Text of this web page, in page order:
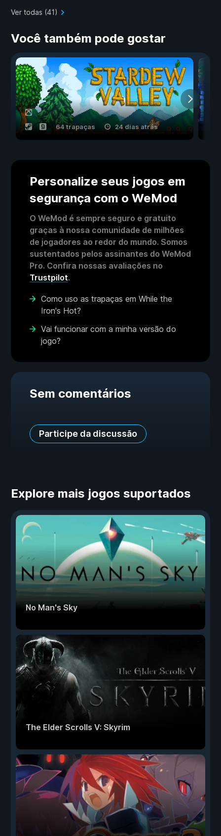
Ver todas (41)
Você também pode gostar
64 trapaças 24 dias atrás
Personalize seus jogos em
segurança com o WeMod
O WeMod é sempre seguro e gratuito
graças à nossa comunidade de milhões
de jogadores ao redor do mundo. Somos
sustentados pelos assinantes do WeMod
Pro. Confira nossas avaliações no
Trustpilot.
Como uso as trapaças em While the
Iron's Hot?
Vai funcionar com a minha versão do
jogo?
Sem comentários
Participe da discussão
Explore mais jogos suportados
No Man's Sky
The Elder Scrolls V: Skyrim